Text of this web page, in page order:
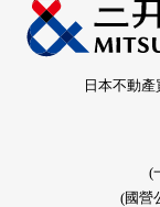
日本不動
(
(國營